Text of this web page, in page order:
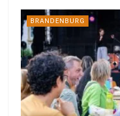
BRANDENBURG